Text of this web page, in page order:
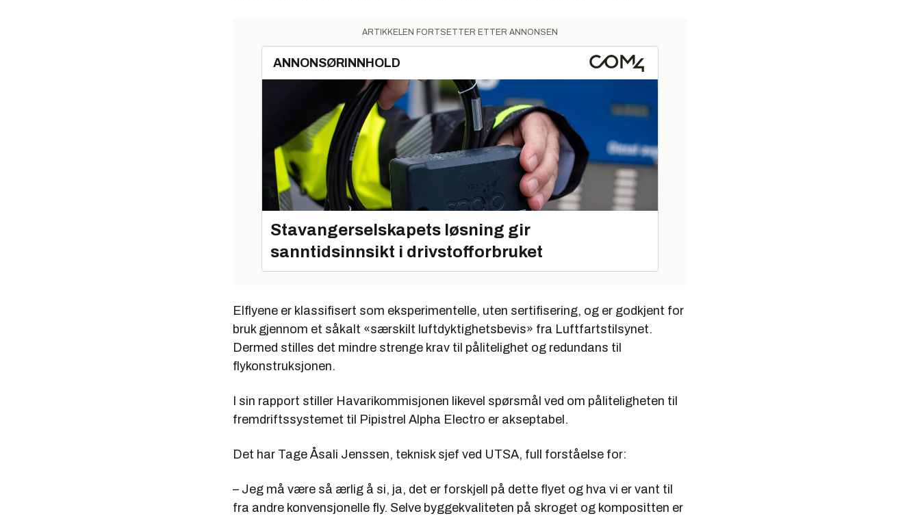
ARTIKKELEN FORTSETTER ETTER ANNONSEN
ANNONSØRINNHOLD
Stavangerselskapets løsning gir
sanntidsinnsikt i drivstofforbruket
Elflyene er klassifisert som eksperimentelle, uten sertifisering, og er godkjent for
bruk gjennom et såkalt «særskilt luftdyktighetsbevis» fra Luftfartstilsynet.
Dermed stilles det mindre strenge krav til pålitelighet og redundans til
flykonstruksjonen.
I sin rapport stiller Havarikommisjonen likevel spørsmål ved om påliteligheten til
fremdriftssystemet til Pipistrel Alpha Electro er akseptabel.
Det har Tage Åsali Jenssen, teknisk sjef ved UTSA, full forståelse for:
– Jeg må være så ærlig å si, ja, det er forskjell på dette flyet og hva vi er vant til
fra andre konvensjonelle fly. Selve byggekvaliteten på skroget og kompositten er